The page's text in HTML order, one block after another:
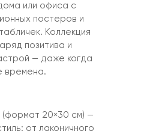
или офиса с
постеров и
Коллекция
позитива и
— даже когда
времена.
20×30 см) —
от лаконичного